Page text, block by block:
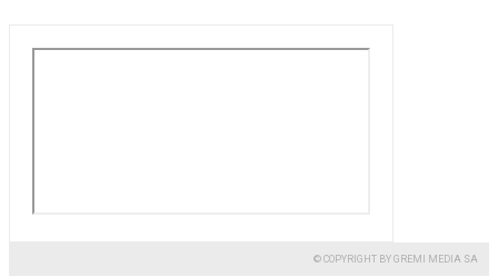
© COPYRIGHT BY GREMI MEDIA SA